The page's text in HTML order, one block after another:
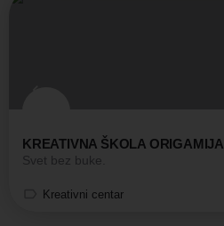
KREATIVNA ŠKOLA ORIGAMIJA
Svet bez buke.
Kreativni centar